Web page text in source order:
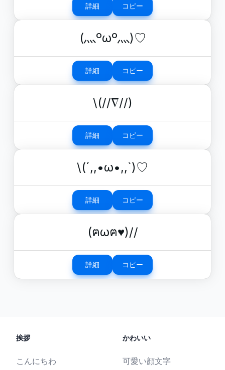
詳細 コピー
(灬ºωº灬)♡
詳細 コピー
\(//∇//)
詳細 コピー
\(´,,•ω•,,`)♡
詳細 コピー
(ฅωฅ♥)//
詳細 コピー
挨拶
こんにちわ
かわいい
可愛い顔文字